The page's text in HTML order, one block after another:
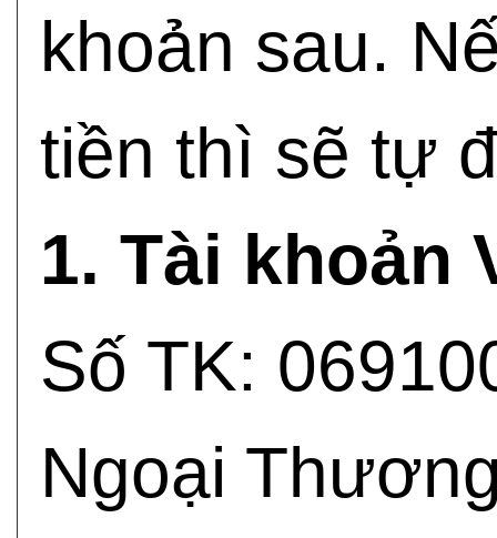
khoản sau.
tiền thì sẽ tự
1. Tài khoản
Số TK:
Ngoại